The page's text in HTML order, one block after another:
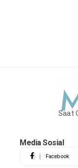
Saat
Media Sosial
Facebook